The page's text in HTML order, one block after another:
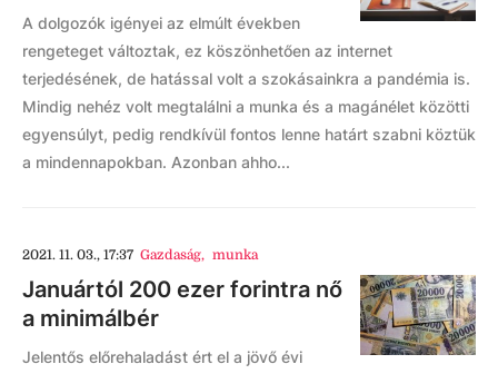
A dolgozók igényei az elmúlt években
rengeteget változtak, ez köszönhetően az internet
terjedésének, de hatással volt a szokásainkra a pandémia is.
Mindig nehéz volt megtalálni a munka és a magánélet közötti
egyensúlyt, pedig rendkívül fontos lenne határt szabni köztük
a mindennapokban. Azonban ahho...
2021. 11. 03., 17:37 Gazdaság, munka
Januártól 200 ezer forintra nő
a minimálbér
Jelentős előrehaladást ért el a jövő évi